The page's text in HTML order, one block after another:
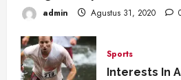
admin Agustus 31, 2020
Sports
Interests In